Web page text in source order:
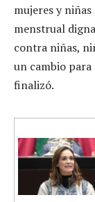
mujeres y
menstrual
contra niñas,
un cambio para
finalizó.